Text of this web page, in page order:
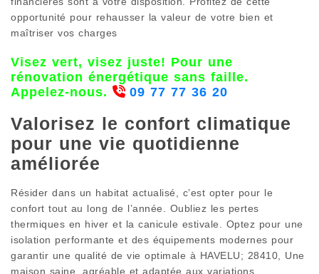
opportunité pour rehausser la valeur de votre bien et
maîtriser vos charges
Visez vert, visez juste! Pour une
rénovation énergétique sans faille.
Appelez-nous.
09 77 77 36 20
Valorisez le confort climatique
pour une vie quotidienne
améliorée
Résider dans un habitat actualisé, c’est opter pour le
confort tout au long de l’année. Oubliez les pertes
thermiques en hiver et la canicule estivale. Optez pour une
isolation performante et des équipements modernes pour
garantir une qualité de vie optimale à HAVELU; 28410, Une
maison saine, agréable et adaptée aux variations